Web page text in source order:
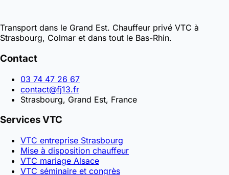
Transport dans le Grand Est. Chauffeur privé VTC à
Strasbourg, Colmar et dans tout le Bas-Rhin.
Contact
03 74 47 26 67
contact@fj13.fr
Strasbourg, Grand Est, France
Services VTC
VTC entreprise Strasbourg
Mise à disposition chauffeur
VTC mariage Alsace
VTC séminaire et congrès